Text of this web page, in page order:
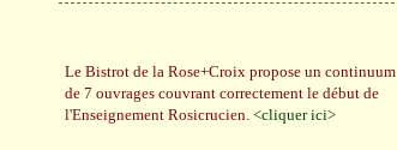
Le Bistrot de la Rose+Croix propose un continuum
de 7 ouvrages couvrant correctement le début de
l'Enseignement Rosicrucien. <cliquer ici>